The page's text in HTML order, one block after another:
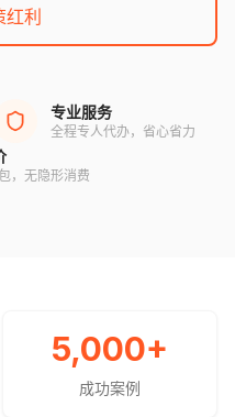
利
专业服务
全程专人代办，省心省力
，无隐形消费
5,000+
成功案例